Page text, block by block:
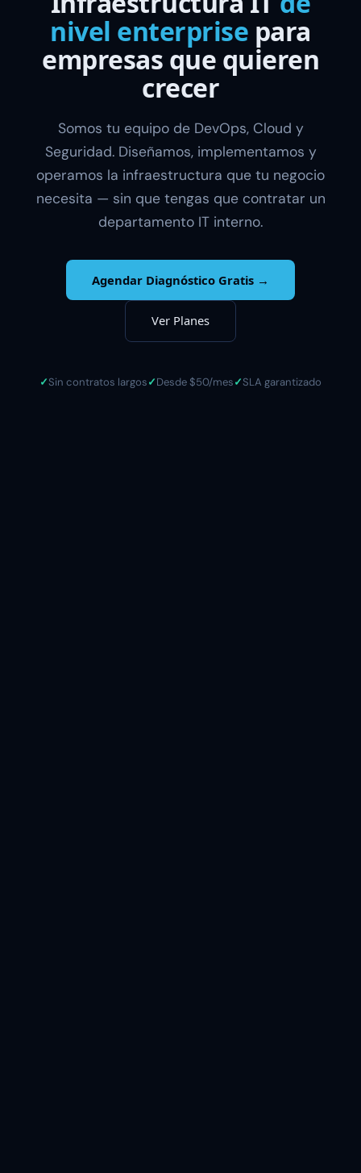
nivel enterprise para
empresas que quieren
crecer
Somos tu equipo de DevOps, Cloud y
Seguridad. Diseñamos, implementamos y
operamos la infraestructura que tu negocio
necesita — sin que tengas que contratar un
departamento IT interno.
Agendar Diagnóstico Gratis →
Ver Planes
✓Sin contratos largos✓Desde $50/mes✓SLA garantizado